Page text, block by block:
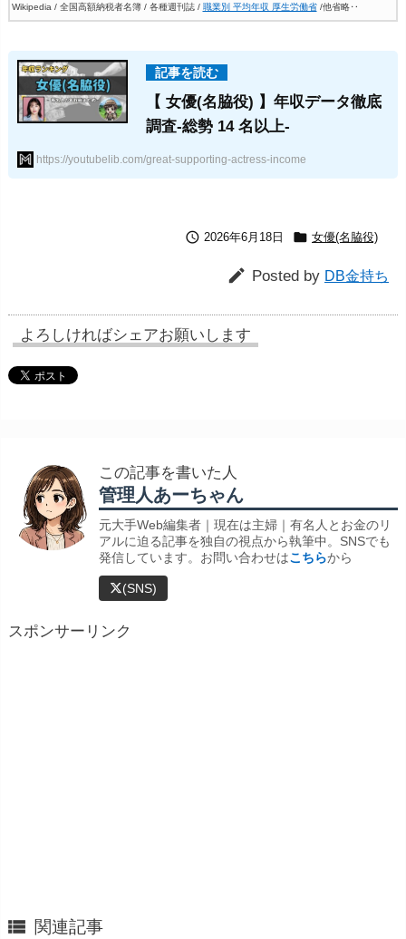
Wikipedia / 全国高額納税者名簿 / 各種週刊誌 / 職業別 平均年収 厚生労働省/他省略‥
【 女優(名脇役) 】年収データ徹底
調査-総勢 14 名以上-
https://youtubelib.com/great-supporting-actress-income
 2026年6月18日  女優(名脇役)
 Posted by DB金持ち
よろしければシェアお願いします
この記事を書いた人
管理人あーちゃん
元大手Web編集者｜現在は主婦｜有名人とお金のリ
アルに迫る記事を独自の視点から執筆中。SNSでも
発信しています。お問い合わせはこちらから
(SNS)
スポンサーリンク
 関連記事